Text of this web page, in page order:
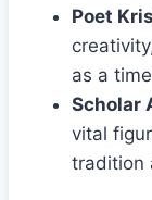
Poet
as a
Scholar
vital
tradition